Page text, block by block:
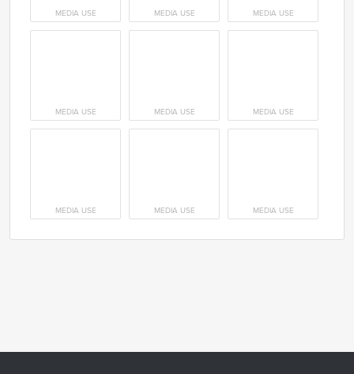
MEDIA USE MEDIA USE MEDIA USE
MEDIA USE MEDIA USE MEDIA USE
MEDIA USE MEDIA USE MEDIA USE